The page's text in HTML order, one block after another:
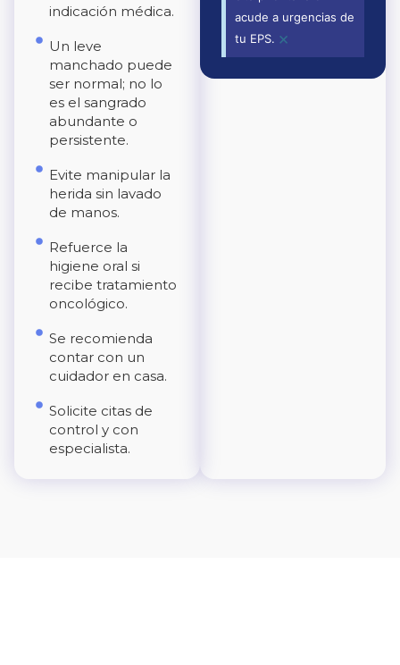
indicación médica.
Un leve
manchado puede
ser normal; no lo
es el sangrado
abundante o
persistente.
Evite manipular la
herida sin lavado
de manos.
Refuerce la
higiene oral si
recibe tratamiento
oncológico.
Se recomienda
contar con un
cuidador en casa.
Solicite citas de
control y con
especialista.
acude a urgencias de
tu EPS. ×